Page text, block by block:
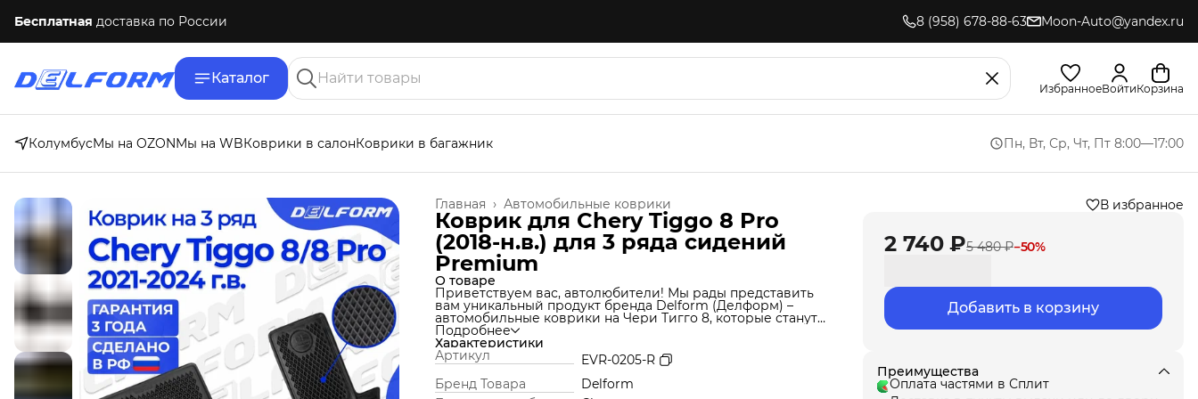
Бесплатная доставка по России 8 (958) 678-88-63 Moon-Auto@yandex.ru
Каталог
ИзбранноеВойтиКорзина
КолумбусМы на OZONМы на WBКоврики в салонКоврики в багажник Пн, Вт, Ср, Чт, Пт 8:00—17:00
Автомобильные коврики
Главная ›
Коврик для Chery Tiggo 8 Pro
(2018-н.в.) для 3 ряда сидений
Premium
О товаре
Приветствуем вас, автолюбители! Мы рады представить
вам уникальный продукт бренда Delform (Делформ) –
автомобильные коврики на Чери Тигго 8, которые станут
незаменимым аксессуаром для вашего автомобиля. Мы
используем уникальную технологию производства,
которая позволяет нам создавать коврики из материала
термоэластопласт (ТЭП), который идеально подходит под
салон автомобиля и обеспечивает надежную защиту от
грязи и влаги. Но это еще не все! Продукт Delform
Подробнее
Характеристики
Артикул
EVR-0205-R
Бренд Товара
Delform
В избранное
2 740 ₽5 480 ₽−50%
Добавить в корзину
Преимущества
Оплата частями в Сплит